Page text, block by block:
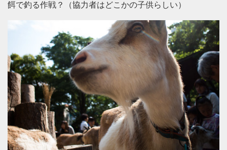
餌で釣る作戦？（協力者はどこかの子供らしい）